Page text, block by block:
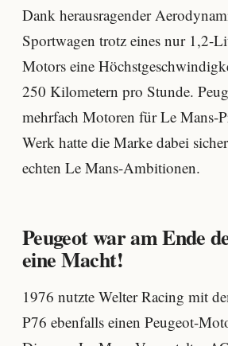
Dank herausragender
Sportwagen trotz eines nur 1,2-
Motors eine
250 Kilometern pro Stunde.
mehrfach Motoren für Le Mans-
Werk hatte die Marke dabei
echten Le Mans-Ambitionen.
Peugeot war am Ende
eine Macht!
1976 nutzte Welter Racing mit
P76 ebenfalls einen Peugeot-